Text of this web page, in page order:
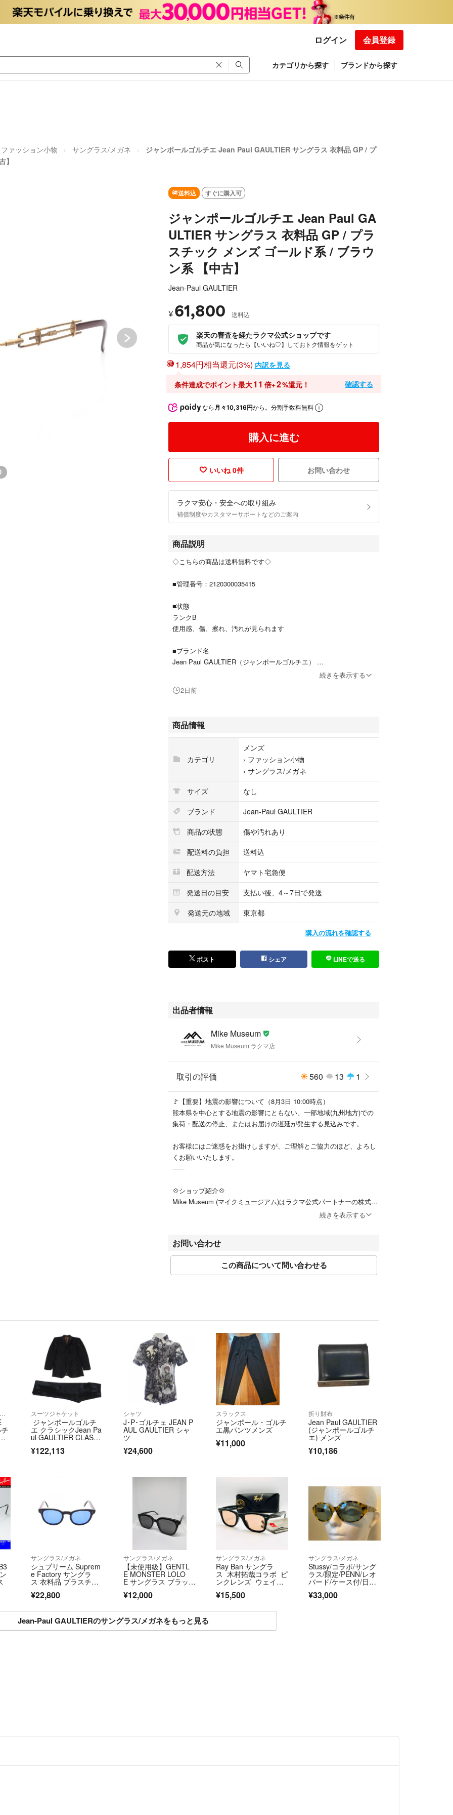
ログイン 会員登録
カテゴリから探す ブランドから探す
ファッション小物 サングラス/メガネ
ジャンポールゴルチエ Jean Paul GAULTIER サングラス 衣料品 GP / プ
】
送料込 すぐに購入可
ジャンポールゴルチエ Jean Paul GA
ULTIER サングラス 衣料品 GP / プラ
スチック メンズ ゴールド系 / ブラウ
ン系 【中古】
Jean-Paul GAULTIER
¥ 61,800 送料込
楽天の審査を経たラクマ公式ショップです
商品が気になったら【いいね♡】しておトク情報をゲット
1,854円相当還元(3%) 内訳を見る
条件達成でポイント最大11 倍+2%還元！ 確認する
なら 月々10,316円から。分割手数料無料
購入に進む
いいね 0件 お問い合わせ
ラクマ安心・安全への取り組み
補償制度やカスタマーサポートなどのご案内
商品説明
◇こちらの商品は送料無料です◇
■管理番号：2120300035415
■状態
ランクB
使用感、傷、擦れ、汚れが見られます
■ブランド名
Jean Paul GAULTIER（ジャンポールゴルチエ）
サングラス
■サイズ
テンプル：約12~14cm
■カラー
ゴールド系 / ブラウン系
■素材
GP / プラスチック
■仕様
なし
※付属品欄に記載されていないものは、原則付属いたしません。
※外箱・保存袋・保証書等が付属している場合、それらの状態は商品
ランクには含まれません。
【ランクについて】
◇新品：当社が独自にメーカーや卸業者様より仕入を行った全くの新
◇ランクA：使用感の少ないきれいな中古品（若干の使用感、傷、擦
れ、汚れが見られます）
◇ランクB：使用感のある中古品（全体的に使用感、傷、擦れ、汚れ
が見られます）
◇ランクC：使用感が強い中古品（かなりの使用感、傷、擦れ、汚れ
が見られます）
がございましたら、ご購入前にお問い合わせください。
【商品について】
お客様に安心してお買い求めいただけるように、商品ひとつひとつを
専門の判定士が厳重にチェックしております。
万全の態勢を整えた上で管理・運用しておりますので、安心してご利
用くださいませ。
正会員です。
★当店ではお客様都合の返品を受け付けております。
※返品にあたって条件がございます。詳しくは返品特約をご確認くだ
って出品されています。
続きを表示する
2日前
商品情報
カテゴリ
メンズ
› ファッション小物
› サングラス/メガネ
サイズ
なし
ブランド
Jean-Paul GAULTIER
商品の状態
傷や汚れあり
配送料の負担
送料込
配送方法
ヤマト宅急便
発送日の目安
支払い後、4～7日で発送
発送元の地域
東京都
購入の流れを確認する
ポスト シェア LINEで送る
出品者情報
Mike Museum
Mike Museum ラクマ店
取引の評価 560 13 1
🚩【重要】地震の影響について（8月3日 10:00時点）
熊本県を中心とする地震の影響にともない、一部地域(九州地方)での
集荷・配送の停止、またはお届けの遅延が発生する見込みです。
お客様にはご迷惑をお掛けしますが、ご理解とご協力のほど、よろし
くお願いいたします。
------
💠ショップ紹介💠
Mike Museum (マイクミュージアム)はラクマ公式パートナーの株式会
社K-ブランドオフ(コメ兵HDグループ)が運営するラクマ公式ショップ
💠出荷について
商品発送はご入金から4～7営業日となります（土日祝除く）
商品不備などがない限り、発送まで当店からのご連絡はございませ
※納品書は商品に同梱しております。
💠商品について💠
商品の値引きは受け付けておりません。
記載している各商品の状態に関して、付属品の状態は含みません。商
品ランクが「新品」「未使用品」の場合でも付属品に破れなどのダメ
ージがある場合がございます。
💠問い合わせ💠
商品ページの［お問い合わせ］ボタンよりお問い合わせください。
💠お取引について💠
お問い合わせの有無に関わらずご購入は先着順とさせていただきま
※掲載商品は全国の実店舗や他サイトでも販売中のため、ご注文手続
きが完了した場合でも欠品となる場合がございます。
T6010701023648
🔻特商法
https://fril.jp/ts/official/law/kec/
https://fril.jp/ts/official/law/kec/#return_policy
続きを表示する
お問い合わせ
この商品について問い合わせる
スーツジャケット
ジャンポールゴルチ
エ クラシックJean Pa
ul GAULTIER CLASSI
ドセットアップ 黒48
¥122,113
シャツ
J･P･ゴルチェ JEAN P
AUL GAULTIER シャ
ツ
¥24,600
スラックス
ジャンポール・ゴルチ
エ黒パンツメンズ
¥11,000
折り財布
Jean Paul GAULTIER
(ジャンポールゴルチ
エ) メンズ
¥10,186
サングラス/メガネ
シュプリーム Suprem
e Factory サングラ
ス 衣料品 プラスチッ
系 / ブルー系 【中古】
¥22,800
サングラス/メガネ
【未使用級】GENTL
E MONSTER LOLO
E サングラス ブラック
EWEAR
¥12,000
サングラス/メガネ
Ray Ban サングラ
ス 木村拓哉コラボ ピ
ンクレンズ ウェイフ
¥15,500
サングラス/メガネ
Stussy/コラボ/サング
ラス/限定/PENN/レオ
パード/ケース付/日本
¥33,000
Jean-Paul GAULTIERのサングラス/メガネをもっと見る